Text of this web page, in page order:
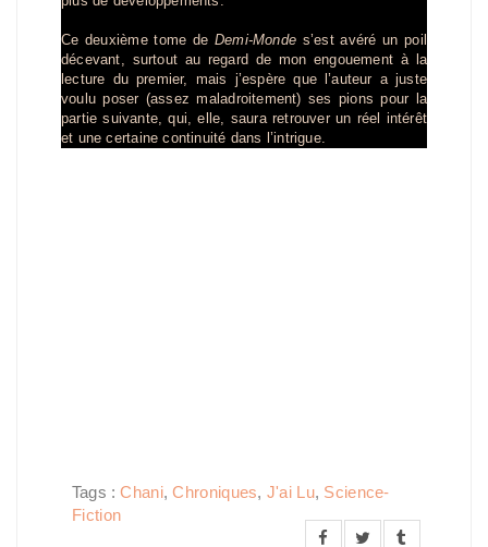
Ce deuxième tome de Demi-Monde s’est avéré un poil
décevant, surtout au regard de mon engouement à la
lecture du premier, mais j’espère que l’auteur a juste
voulu poser (assez maladroitement) ses pions pour la
partie suivante, qui, elle, saura retrouver un réel intérêt
et une certaine continuité dans l’intrigue.
Tags :Chani,Chroniques, J'ai Lu, Science-
Fiction